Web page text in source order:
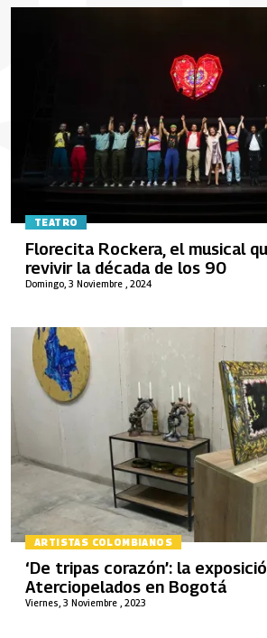
TEATRO
Domingo, 3 Noviembre , 2024
Florecita Rockera, el musical
revivir la década de los 90
ARTISTAS COLOMBIANOS
Viernes, 3 Noviembre , 2023
‘De tripas corazón’: la
Aterciopelados en Bogotá